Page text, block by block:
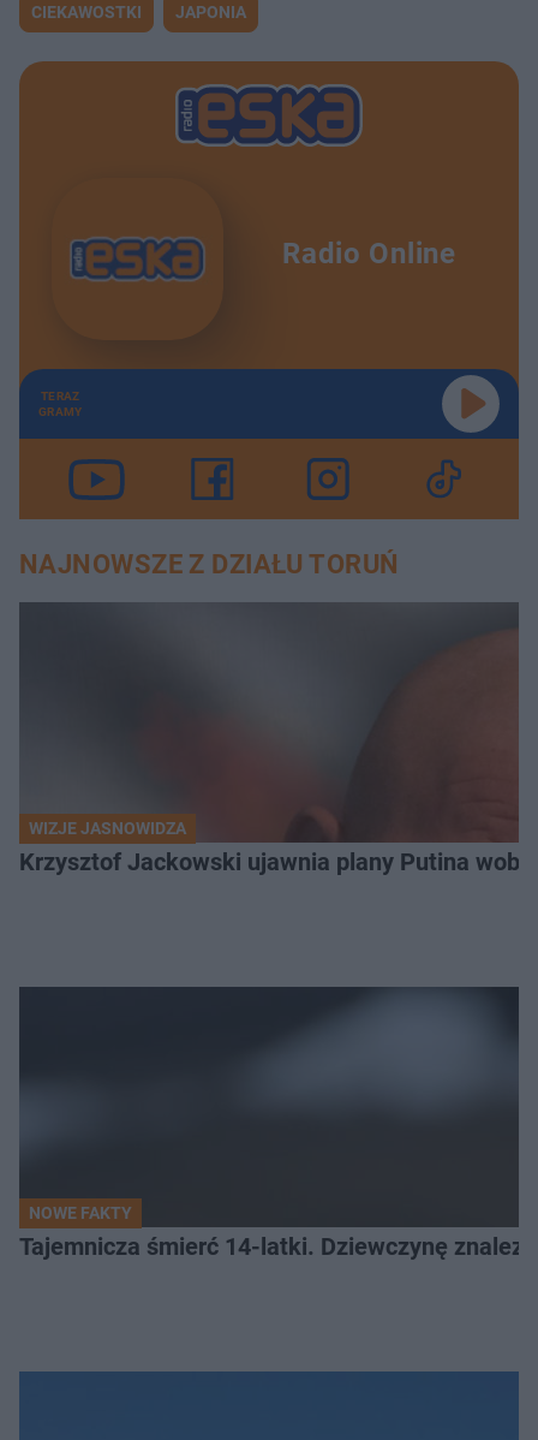
CIEKAWOSTKI JAPONIA
Radio Online
TERAZ
GRAMY
NAJNOWSZE Z DZIAŁU TORUŃ
WIZJE JASNOWIDZA
Krzysztof Jackowski ujawnia plany Putina
NOWE FAKTY
Tajemnicza śmierć 14-latki. Dziewczynę